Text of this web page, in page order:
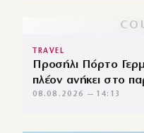
TRAVEL
Προσήλι Πόρτο
πλέον ανήκει στο
08.08.2026 — 14:13